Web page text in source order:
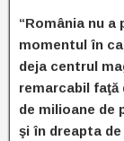
“România nu
momentul în
deja centrul
remarcabil faţă
de milioane de
şi în dreapta